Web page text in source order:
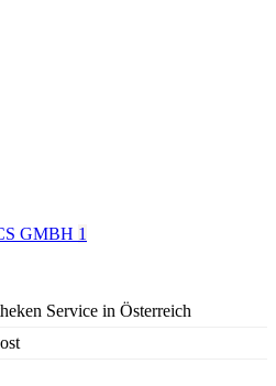
GMBH 1
Service in Österreich